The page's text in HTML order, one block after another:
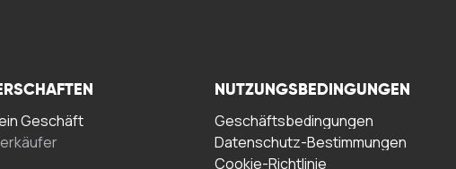
Geschäft
NUTZUNGSBEDINGUNGEN
Geschäftsbedingungen
Datenschutz-Bestimmungen
Cookie-Richtlinie